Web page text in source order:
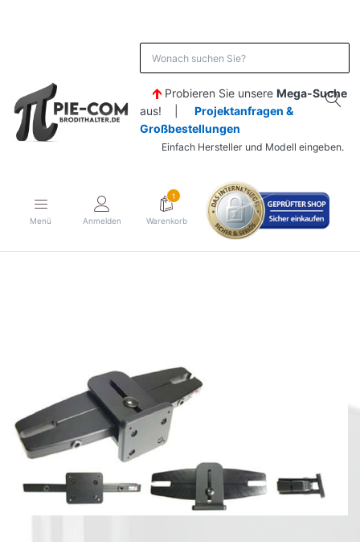
Probieren Sie unsere Mega-Suche
aus! | Projektanfragen &
Großbestellungen
Einfach Hersteller und Modell eingeben.
Menü Anmelden
1
Warenkorb